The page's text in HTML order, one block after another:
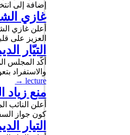
إضافة إلى
غازي
أعلن غازي
العزيز على
التيّار
أكّد المجلس
والاستفراد
lecture
→
منع زياد
أعلن النائب
كون جواز
التيار